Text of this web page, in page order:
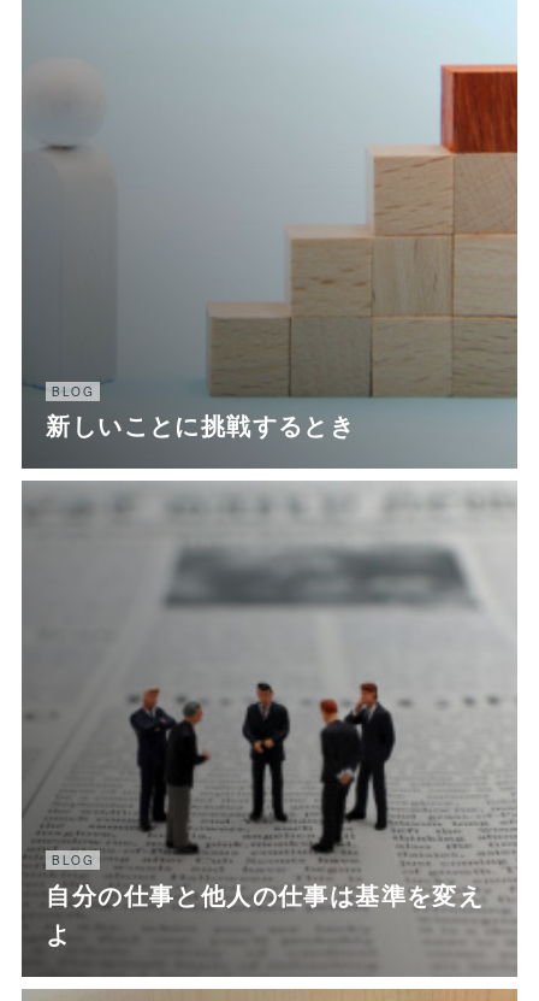
BLOG
新しいことに挑戦するとき
BLOG
自分の仕事と他人の仕事は基準を変え
よ